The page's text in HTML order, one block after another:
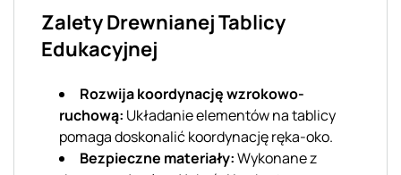
Zalety Drewnianej Tablicy
Edukacyjnej
Rozwija koordynację wzrokowo-
ruchową: Układanie elementów na tablicy
pomaga doskonalić koordynację ręka-oko.
Bezpieczne materiały:Wykonane z